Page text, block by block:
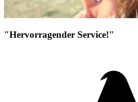
"Hervorragender Service!"